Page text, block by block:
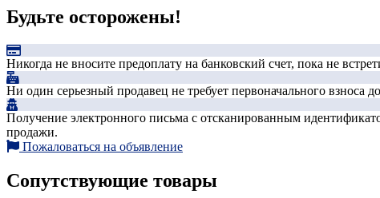
Будьте осторожены!
Никогда не вносите предоплату на банковский счет, пока не
Ни один серьезный продавец не требует первоначального взноса
Получение электронного письма с отсканированным
продажи.
Пожаловаться на объявление
Сопутствующие товары